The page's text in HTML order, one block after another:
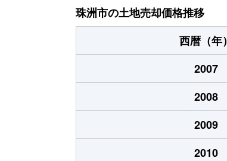
珠洲市の土地売却価格推移
西暦（年）
2007
2008
2009
2010